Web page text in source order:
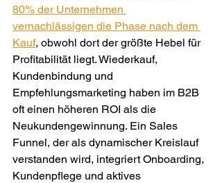
80% der Unternehmen
vernachlässigen die Phase nach dem
Kauf, obwohl dort der größte Hebel für
Profitabilität liegt. Wiederkauf,
Kundenbindung und
Empfehlungsmarketing haben im B2B
oft einen höheren ROI als die
Neukundengewinnung. Ein Sales
Funnel, der als dynamischer Kreislauf
verstanden wird, integriert Onboarding,
Kundenpflege und aktives